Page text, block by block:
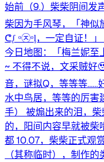
始前（9.）柴柴阴间发
柴因为手风琴，「神似
ᕦ⁠ᶘ⁠ ⁠ᵒ⁠㉨⁠ᵒ⁠ᶅ⁠，一定自证！
今日地图：「梅兰妮至
~ 不得不说，文采贼好
音，谜拟Q，等等等……
水中鸟居，等等的厉害
手） 被煽出来的泪，
的，阳间内容早就被柴
都 10.07，柴柴正式观
（其称临时），制作